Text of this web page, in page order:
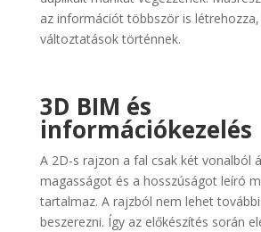
az információt többször is
változtatások történnek.
3D BIM és
információkezelés
A 2D-s rajzon a fal csak két vonalból
magasságot és a hosszúságot leíró
tartalmaz. A rajzból nem lehet
beszerezni. Így az előkészítés során